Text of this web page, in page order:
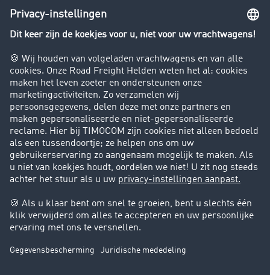
Rijverbod voor vrachtwagens
Bedrijf
Success Stories
Klanten werven klanten
Support
Contact
Juridische informatie
Juridische info
Algemene voorwaarden